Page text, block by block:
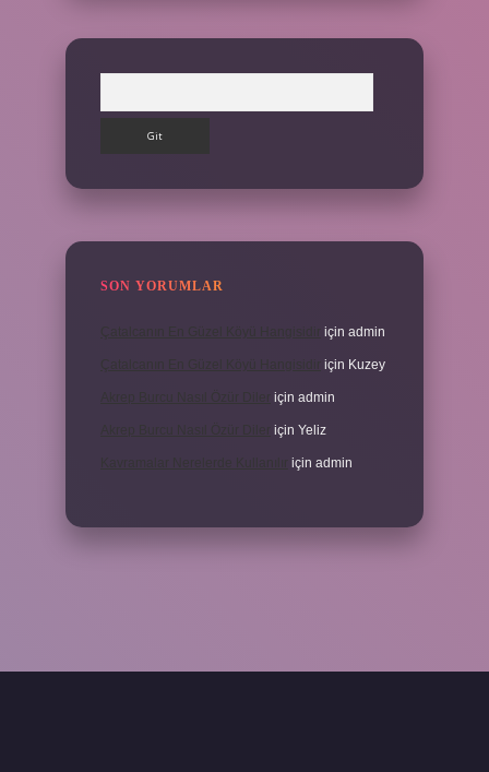
SON YORUMLAR
için admin
için Kuzey
için admin
için Yeliz
için admin